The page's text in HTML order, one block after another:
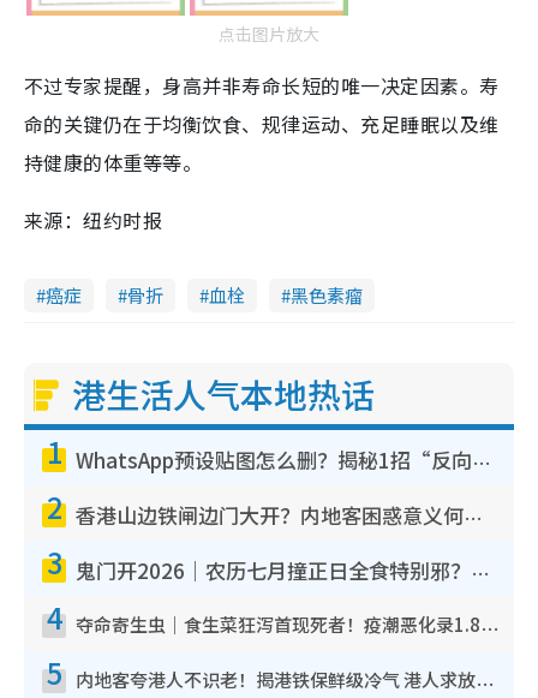
点击图片放大
不过专家提醒，身高并非寿命长短的唯一决定因素。寿
命的关键仍在于均衡饮食、规律运动、充足睡眠以及维
持健康的体重等等。
来源：纽约时报
癌症 骨折 血栓 黑色素瘤
港生活人气本地热话
1 WhatsApp预设贴图怎么删？揭秘1招“反向操作”还原简洁界面 附3步实测教程
2 香港山边铁闸边门大开？内地客困惑意义何在！网友神回复：这种叫法理性防御
3 鬼门开2026｜农历七月撞正日全食特别邪？专家警告切忌做一事！揭4大禁忌+2招保平安
4 夺命寄生虫｜食生菜狂泻首现死者！疫潮恶化录1.8万宗病例 揭洗菜3大谬误
5 内地客夸港人不识老！揭港铁保鲜级冷气 港人求放过：别投诉